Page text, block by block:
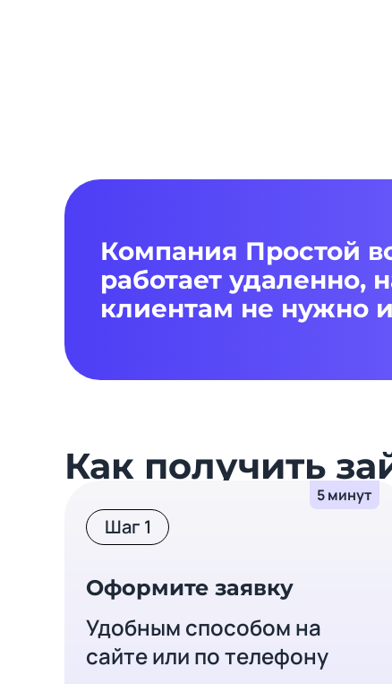
Компания Простой
работает удаленно,
клиентам не нужно
Как получить
5 минут
Шаг 1
Оформите заявку
Удобным способом на
сайте или по телефону